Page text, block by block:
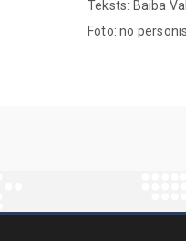
Teksts: Baiba
Foto: no